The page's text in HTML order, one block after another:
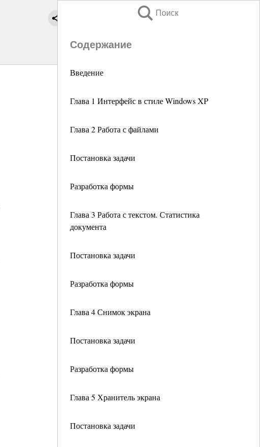
Поиск
Содержание
Введение
Глава 1 Интерфейс в стиле Windows XP
Глава 2 Работа с файлами
Постановка задачи
Разработка формы
Глава 3 Работа с текстом. Статистика
документа
Постановка задачи
Разработка формы
Глава 4 Снимок экрана
Постановка задачи
Разработка формы
Глава 5 Хранитель экрана
Постановка задачи